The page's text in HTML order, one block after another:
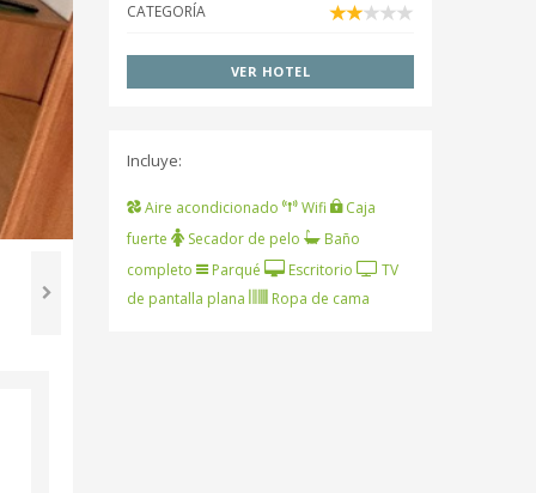
CATEGORÍA
VER HOTEL
Incluye:
Aire acondicionado Wifi
Caja
fuerte
Secador de pelo
Baño
completo
Parqué Escritorio
TV
de pantalla plana
Ropa de cama